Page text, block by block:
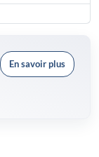
En savoir plus